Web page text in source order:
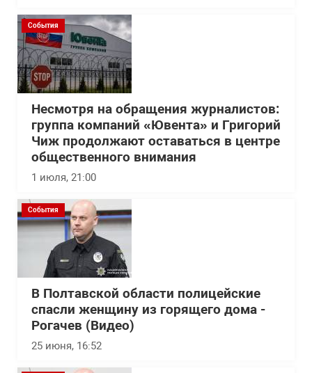
События
Несмотря на обращения журналистов:
группа компаний «Ювента» и Григорий
Чиж продолжают оставаться в центре
общественного внимания
1 июля, 21:00
События
В Полтавской области полицейские
спасли женщину из горящего дома -
Рогачев (Видео)
25 июня, 16:52